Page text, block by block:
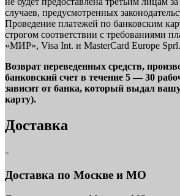
случаев, предусмотренных
Проведение платежей по банковским
строгом соответствии с требованиями
«МИР», Visa Int. и MasterCard Europe Sprl.
Возврат переведенных средств,
банковский счет в течение 5 — 30
зависит от банка, который выдал
карту).
Доставка
Доставка по Москве и МО